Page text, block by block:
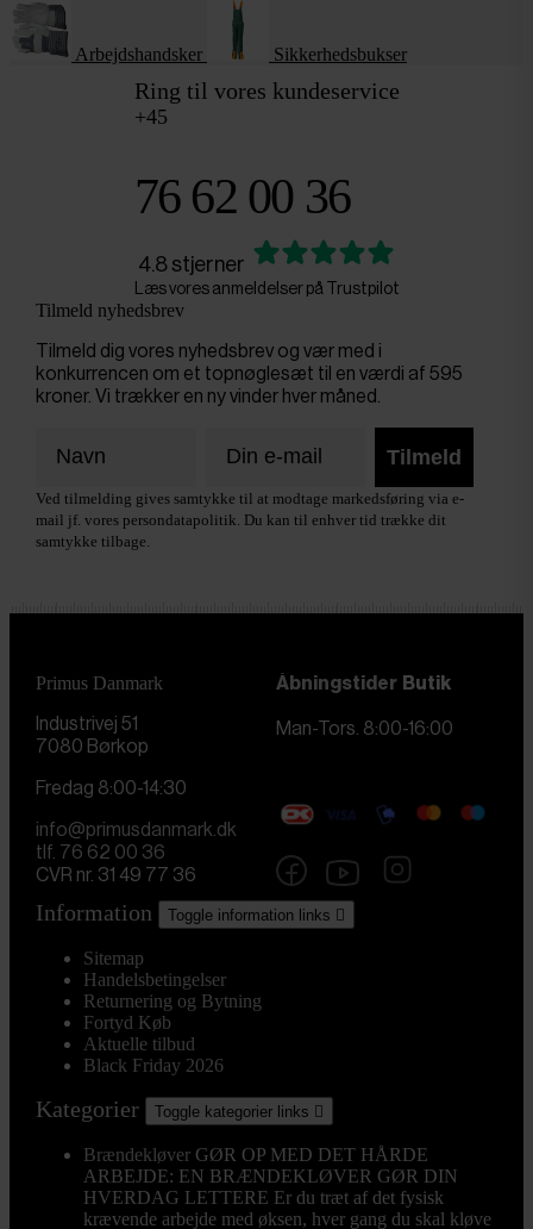
Arbejdshandsker Sikkerhedsbukser
Ring til vores kundeservice
+45
76 62 00 36
4.8 stjerner
Læs vores anmeldelser på Trustpilot
Tilmeld nyhedsbrev
Tilmeld dig vores nyhedsbrev og vær med i
konkurrencen om et topnøglesæt til en værdi af 595
kroner. Vi trækker en ny vinder hver måned.
Tilmeld
Ved tilmelding gives samtykke til at modtage markedsføring via e-
mail jf. vores persondatapolitik. Du kan til enhver tid trække dit
samtykke tilbage.
Primus Danmark
Industrivej 51
7080 Børkop
Åbningstider Butik
Man-Tors. 8:00-16:00
Fredag 8:00-14:30
info@primusdanmark.dk
tlf. 76 62 00 36
CVR nr. 31 49 77 36
Information Toggle information links 
Sitemap
Handelsbetingelser
Returnering og Bytning
Fortyd Køb
Aktuelle tilbud
Black Friday 2026
Kategorier Toggle kategorier links 
Brændekløver GØR OP MED DET HÅRDE
ARBEJDE: EN BRÆNDEKLØVER GØR DIN
HVERDAG LETTERE Er du træt af det fysisk
krævende arbejde med øksen, hver gang du skal kløve